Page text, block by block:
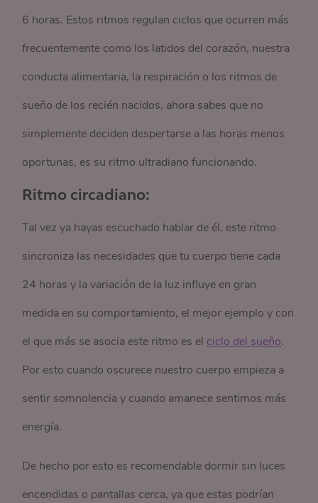
6 horas. Estos ritmos regulan ciclos que ocurren más
frecuentemente como los latidos del corazón, nuestra
conducta alimentaria, la respiración o los ritmos de
sueño de los recién nacidos, ahora sabes que no
simplemente deciden despertarse a las horas menos
oportunas, es su ritmo ultradiano funcionando.
Ritmo circadiano:
Tal vez ya hayas escuchado hablar de él, este ritmo
sincroniza las necesidades que tu cuerpo tiene cada
24 horas y la variación de la luz influye en gran
medida en su comportamiento, el mejor ejemplo y con
el que más se asocia este ritmo es el ciclo del sueño.
Por esto cuando oscurece nuestro cuerpo empieza a
sentir somnolencia y cuando amanece sentimos más
energía.
De hecho por esto es recomendable dormir sin luces
encendidas o pantallas cerca, ya que estas podrían